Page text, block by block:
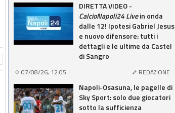
DIRETTA VIDEO -
CalcioNapoli24 Livein onda
dalle 12! Ipotesi Gabriel Jesus
e nuovo difensore: tutti i
dettagli e le ultime da Castel
di Sangro
07/08/26, 12:05 REDAZIONE
Napoli-Osasuna, le pagelle di
Sky Sport: solo due giocatori
sotto la sufficienza